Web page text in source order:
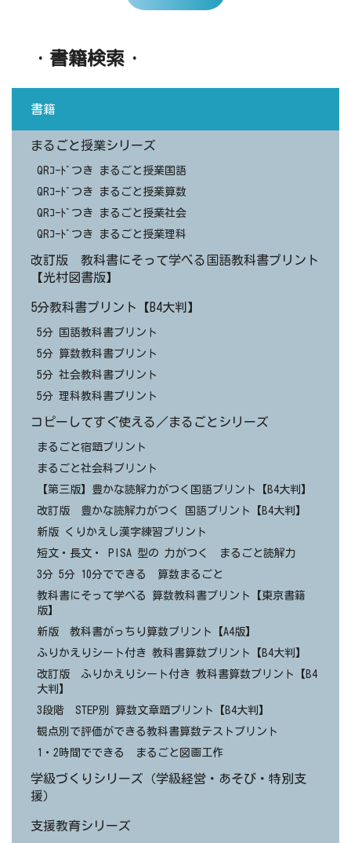
・書籍検索・
書籍
まるごと授業シリーズ
QRｺｰﾄﾞつき まるごと授業国語
QRｺｰﾄﾞつき まるごと授業算数
QRｺｰﾄﾞつき まるごと授業社会
QRｺｰﾄﾞつき まるごと授業理科
改訂版 教科書にそって学べる国語教科書プリント
【光村図書版】
5分教科書プリント【B4大判】
5分 国語教科書プリント
5分 算数教科書プリント
5分 社会教科書プリント
5分 理科教科書プリント
コピーしてすぐ使える／まるごとシリーズ
まるごと宿題プリント
まるごと社会科プリント
【第三版】豊かな読解力がつく国語プリント【B4大判】
改訂版 豊かな読解力がつく 国語プリント【B4大判】
新版 くりかえし漢字練習プリント
短文・長文・ PISA 型の 力がつく まるごと読解力
3分 5分 10分でできる 算数まるごと
教科書にそって学べる 算数教科書プリント【東京書籍
版】
新版 教科書がっちり算数プリント【A4版】
ふりかえりシート付き 教科書算数プリント【B4大判】
改訂版 ふりかえりシート付き 教科書算数プリント【B4
大判】
3段階 STEP別 算数文章題プリント【B4大判】
観点別で評価ができる教科書算数テストプリント
1・2時間でできる まるごと図画工作
学級づくりシリーズ（学級経営・あそび・特別支
援）
支援教育シリーズ